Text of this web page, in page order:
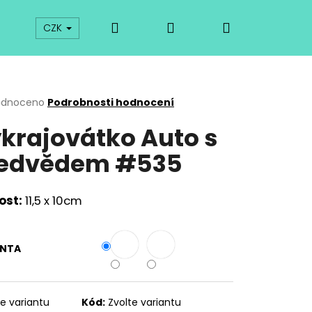
Kurzy Odkazy O vykrajovátkách
CZK Přihlášení
Podrobnosti hodnocení
Auto s
#535
11,5 x 10cm
variantu Kód: Zvolte variantu